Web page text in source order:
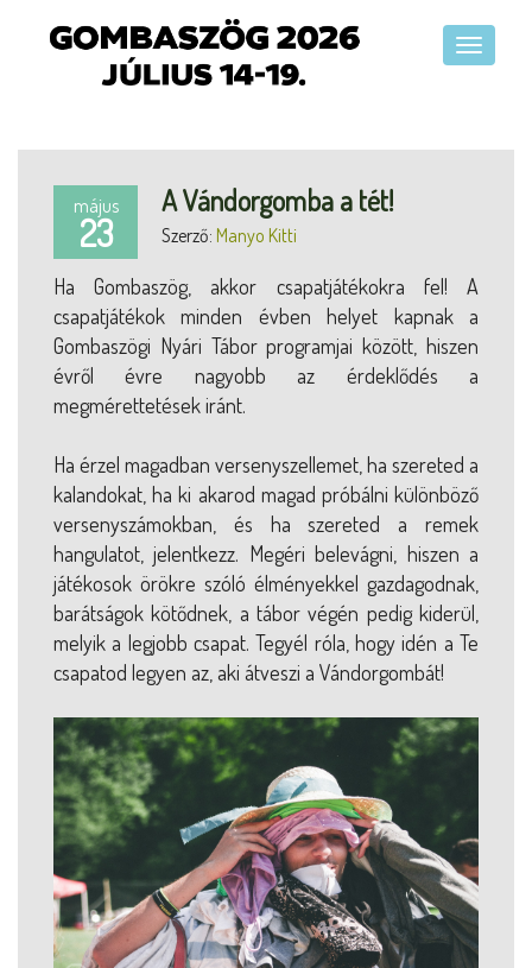
május
23
A Vándorgomba a tét!
Szerző: Manyo Kitti
Ha Gombaszög, akkor csapatjátékokra fel! A
csapatjátékok minden évben helyet kapnak a
Gombaszögi Nyári Tábor programjai között, hiszen
évről évre nagyobb az érdeklődés a
megmérettetések iránt.
Ha érzel magadban versenyszellemet, ha szereted a
kalandokat, ha ki akarod magad próbálni különböző
versenyszámokban, és ha szereted a remek
hangulatot, jelentkezz. Megéri belevágni, hiszen a
játékosok örökre szóló élményekkel gazdagodnak,
barátságok kötődnek, a tábor végén pedig kiderül,
melyik a legjobb csapat. Tegyél róla, hogy idén a Te
csapatod legyen az, aki átveszi a Vándorgombát!